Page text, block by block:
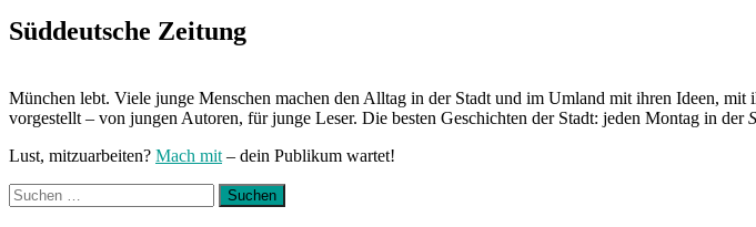
Post:
Süddeutsche Zeitung
München lebt. Viele junge Menschen machen den Alltag in der Stadt und im Umland mit ihren Ideen,
vorgestellt – von jungen Autoren, für junge Leser. Die besten Geschichten der Stadt: jeden Montag in der
Lust, mitzuarbeiten? Mach mit – dein Publikum wartet!
Suchen
nach: